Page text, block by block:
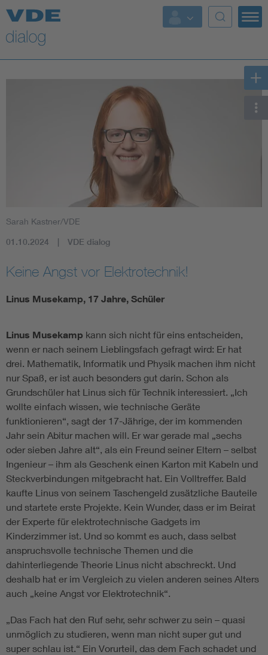
Sarah Kastner/VDE
01.10.2024 VDE dialog
Keine Angst vor Elektrotechnik!
Linus Musekamp, 17 Jahre, Schüler
Linus Musekamp kann sich nicht für eins entscheiden,
wenn er nach seinem Lieblingsfach gefragt wird: Er hat
drei. Mathematik, Informatik und Physik machen ihm nicht
nur Spaß, er ist auch besonders gut darin. Schon als
Grundschüler hat Linus sich für Technik interessiert. „Ich
wollte einfach wissen, wie technische Geräte
funktionieren“, sagt der 17-Jährige, der im kommenden
Jahr sein Abitur machen will. Er war gerade mal „sechs
oder sieben Jahre alt“, als ein Freund seiner Eltern – selbst
Ingenieur – ihm als Geschenk einen Karton mit Kabeln und
Steckverbindungen mitgebracht hat. Ein Volltreffer. Bald
kaufte Linus von seinem Taschengeld zusätzliche Bauteile
und startete erste Projekte. Kein Wunder, dass er im Beirat
der Experte für elektrotechnische Gadgets im
Kinderzimmer ist. Und so kommt es auch, dass selbst
anspruchsvolle technische Themen und die
dahinterliegende Theorie Linus nicht abschreckt. Und
deshalb hat er im Vergleich zu vielen anderen seines Alters
auch „keine Angst vor Elektrotechnik“.
„Das Fach hat den Ruf sehr, sehr schwer zu sein – quasi
unmöglich zu studieren, wenn man nicht super gut und
super schlau ist.“ Ein Vorurteil, das dem Fach schadet und